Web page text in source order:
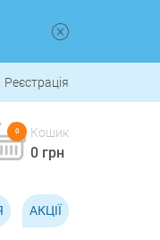
Реєстрація
0 Кошик
0 грн
АКЦІЇ